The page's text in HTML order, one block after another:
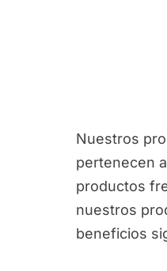
Nuestros
pertenecen
productos
nuestros
beneficios